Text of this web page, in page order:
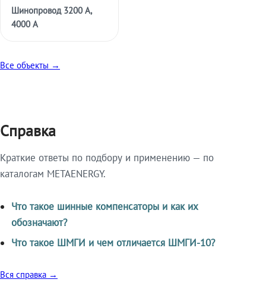
Шинопровод 3200 А,
4000 А
Все объекты →
Справка
Краткие ответы по подбору и применению — по
каталогам METAENERGY.
Что такое шинные компенсаторы и как их
обозначают?
Что такое ШМГИ и чем отличается ШМГИ-10?
Вся справка →